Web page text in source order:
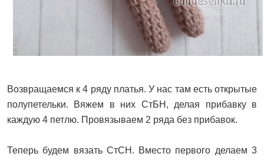
Возвращаемся к 4 ряду платья. У нас там есть открытые
полупетельки. Вяжем в них СтБН, делая прибавку в
каждую 4 петлю. Провязываем 2 ряда без прибавок.
Теперь будем вязать СтСН. Вместо первого делаем 3